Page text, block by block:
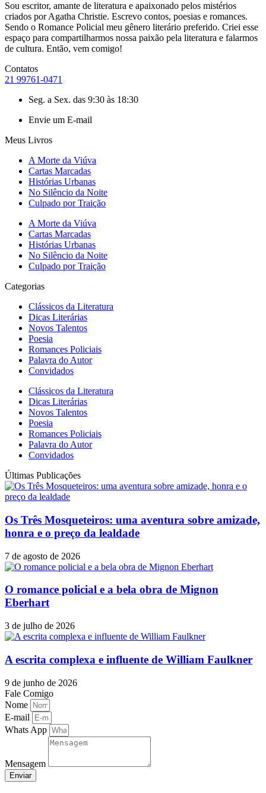
Sou escritor, amante de literatura e apaixonado pelos mistérios
criados por Agatha Christie. Escrevo contos, poesias e romances.
Sendo o Romance Policial meu gênero literário preferido. Criei esse
espaço para compartilharmos nossa paixão pela literatura e falarmos
de cultura. Então, vem comigo!
Contatos
21 99761-0471
Seg. a Sex. das 9:30 às 18:30
Envie um E-mail
Meus Livros
A Morte da Viúva
Cartas Marcadas
Histórias Urbanas
No Silêncio da Noite
Culpado por Traição
A Morte da Viúva
Cartas Marcadas
Histórias Urbanas
No Silêncio da Noite
Culpado por Traição
Categorias
Clássicos da Literatura
Dicas Literárias
Novos Talentos
Poesia
Romances Policiais
Palavra do Autor
Convidados
Clássicos da Literatura
Dicas Literárias
Novos Talentos
Poesia
Romances Policiais
Palavra do Autor
Convidados
Últimas Publicações
Os Três Mosqueteiros: uma aventura sobre amizade,
honra e o preço da lealdade
7 de agosto de 2026
O romance policial e a bela obra de Mignon
Eberhart
3 de julho de 2026
A escrita complexa e influente de William Faulkner
9 de junho de 2026
Fale Comigo
Nome
E-mail
Whats App
Mensagem
Enviar